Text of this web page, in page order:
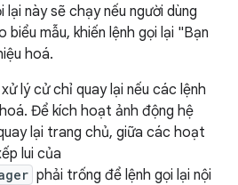
lại này sẽ chạy nếu người dùng
biểu mẫu, khiến lệnh gọi lại "Bạn
hoá.
lý cử chỉ quay lại nếu các lệnh
Để kích hoạt ảnh động hệ
lại trang chủ, giữa các hoạt
lui của
phải trống để lệnh gọi lại nội